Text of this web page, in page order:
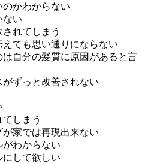
のかわからない
ない
れてしまう
えても思い通りにならない
は自分の髪質に原因があると言
がずっと改善されない
しまう
が家では再現出来ない
がわからない
にして欲しい